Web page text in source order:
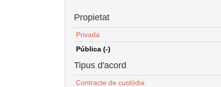
Propietat
Privada
Pública (-)
Tipus d'acord
Contracte de custòdia